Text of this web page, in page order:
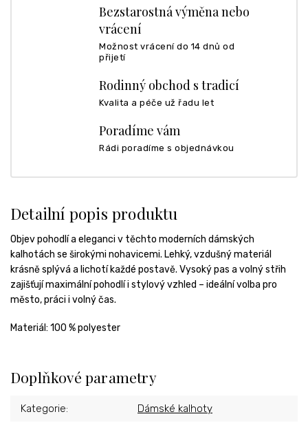
Bezstarostná výměna nebo
vrácení
Možnost vrácení do 14 dnů od
přijetí
Rodinný obchod s tradicí
Kvalita a péče už řadu let
Poradíme vám
Rádi poradíme s objednávkou
Detailní popis produktu
Objevpohodlía eleganci v těchto moderních dámských
kalhotách se širokými nohavicemi. Lehký,vzdušnýmateriál
krásněsplývá a lichotí každé postavě. Vysokýpas a volnýstřih
zajišťujímaximálnípohodlíi stylovývzhled – ideálnívolba pro
město,práci i volnýčas.
Materiál: 100 % polyester
Doplňkové parametry
Kategorie: Dámské kalhoty